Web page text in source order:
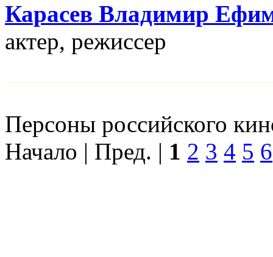
Карасев Владимир
актер, режисcер
Персоны российского
Начало | Пред. | 1 2 3 4 5 6